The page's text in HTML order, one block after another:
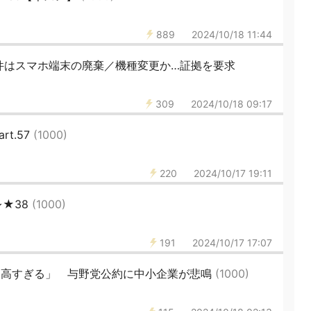
889 2024/10/18 11:44
スマホ端末の廃棄／機種変更か…証拠を要求
309 2024/10/18 09:17
(1000)
220 2024/10/17 19:11
★38 (1000)
191 2024/10/17 17:07
すぎる」 与野党公約に中小企業が悲鳴 (1000)